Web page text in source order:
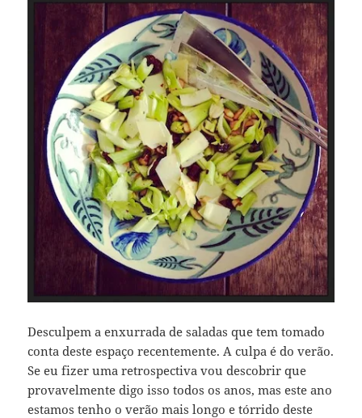
Desculpem a enxurrada de saladas que tem tomado
conta deste espaço recentemente. A culpa é do verão.
Se eu fizer uma retrospectiva vou descobrir que
provavelmente digo isso todos os anos, mas este ano
estamos tenho o verão mais longo e tórrido deste